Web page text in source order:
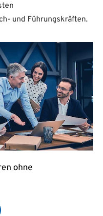
und Führungskräften.
ohne